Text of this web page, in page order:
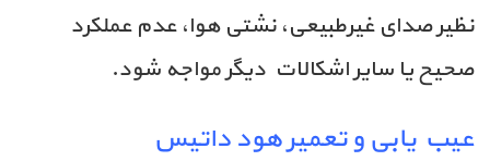
نظیر صدای غیرطبیعی، نشتی هوا، عدم عملکرد
صحیح یا سایر اشکالات دیگر مواجه شود.
عیب یابی و تعمیر هود داتیس